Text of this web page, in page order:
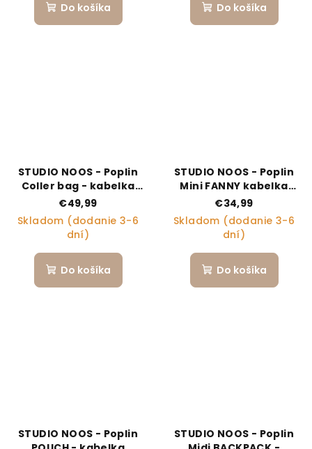
Do košíka Do košíka
STUDIO NOOS - Poplin
Coller bag - kabelka
Butter Yellow Striped
€49,99
Skladom (dodanie 3-6
dní)
Do košíka
STUDIO NOOS - Poplin
Mini FANNY kabelka
Butter Yellow Striped
€34,99
Skladom (dodanie 3-6
dní)
Do košíka
STUDIO NOOS - Poplin
STUDIO NOOS - Poplin